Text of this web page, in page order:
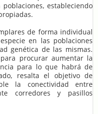
estableciendo
de forma individual
en las poblaciones
genética de las mismas.
procurar aumentar la
para lo que habrá de
resalta el objetivo de
la conectividad entre
corredores y pasillos